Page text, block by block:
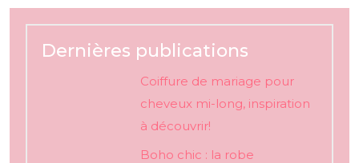
Dernières publications
Coiffure de mariage pour
cheveux mi-long, inspiration
à découvrir!
Boho chic : la robe